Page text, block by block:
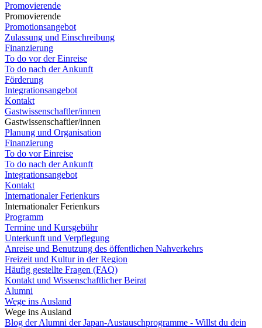
Promovierende
Promovierende
Promotionsangebot
Zulassung und Einschreibung
Finanzierung
To do vor der Einreise
To do nach der Ankunft
Förderung
Integrationsangebot
Kontakt
Gastwissenschaftler/innen
Gastwissenschaftler/innen
Planung und Organisation
Finanzierung
To do vor Einreise
To do nach der Ankunft
Integrationsangebot
Kontakt
Internationaler Ferienkurs
Internationaler Ferienkurs
Programm
Termine und Kursgebühr
Unterkunft und Verpflegung
Anreise und Benutzung des öffentlichen Nahverkehrs
Freizeit und Kultur in der Region
Häufig gestellte Fragen (FAQ)
Kontakt und Wissenschaftlicher Beirat
Alumni
Wege ins Ausland
Wege ins Ausland
Blog der Alumni der Japan-Austauschprogramme - Willst du dein